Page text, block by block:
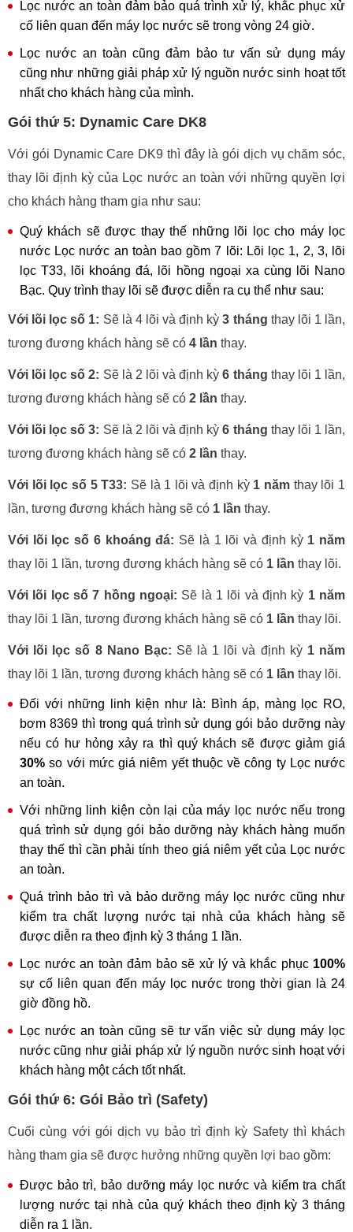
Lọc nước an toàn đảm bảo quá trình xử lý, khắc phục xử
cố liên quan đến máy lọc nước sẽ trong vòng 24 giờ.
Lọc nước an toàn cũng đảm bảo tư vấn sử dụng máy
cũng như những giải pháp xử lý nguồn nước sinh hoạt tốt
nhất cho khách hàng của mình.
Gói thứ 5: Dynamic Care DK8
Với gói Dynamic Care DK9 thì đây là gói dịch vụ chăm sóc,
thay lõi định kỳ của Lọc nước an toàn với những quyền lợi
cho khách hàng tham gia như sau:
Quý khách sẽ được thay thế những lõi lọc cho máy lọc
nước Lọc nước an toàn bao gồm 7 lõi: Lõi lọc 1, 2, 3, lõi
lọc T33, lõi khoáng đá, lõi hồng ngoại xa cùng lõi Nano
Bạc. Quy trình thay lõi sẽ được diễn ra cụ thể như sau:
Với lõi lọc số 1: Sẽ là 4 lõi và định kỳ3 tháng thay lõi 1 lần,
tương đương khách hàng sẽ có 4 lần thay.
Với lõi lọc số 2: Sẽ là 2 lõi và định kỳ6 tháng thay lõi 1 lần,
tương đương khách hàng sẽ có 2 lần thay.
Với lõi lọc số 3: Sẽ là 2 lõi và định kỳ6 tháng thay lõi 1 lần,
tương đương khách hàng sẽ có 2 lần thay.
Với lõi lọc số 5 T33: Sẽ là 1 lõi và định kỳ 1 năm thay lõi 1
lần, tương đương khách hàng sẽ có 1 lần thay.
Với lõi lọc số 6 khoáng đá: Sẽ là 1 lõi và định kỳ 1 năm
thay lõi 1 lần, tương đương khách hàng sẽ có 1 lần thay lõi.
Với lõi lọc số 7 hồng ngoại: Sẽ là 1 lõi và định kỳ 1 năm
thay lõi 1 lần, tương đương khách hàng sẽ có 1 lần thay lõi.
Với lõi lọc số 8 Nano Bạc: Sẽ là 1 lõi và định kỳ 1 năm
thay lõi 1 lần, tương đương khách hàng sẽ có 1 lần thay lõi.
Đối với những linh kiện như là: Bình áp, màng lọc RO,
bơm 8369 thì trong quá trình sử dụng gói bảo dưỡng này
nếu có hư hỏng xảy ra thì quý khách sẽ được giảm giá
30% so với mức giá niêm yết thuộc về công ty Lọc nước
an toàn.
Với những linh kiện còn lại của máy lọc nước nếu trong
quá trình sử dụng gói bảo dưỡng này khách hàng muốn
thay thế thì cần phải tính theo giá niêm yết của Lọc nước
an toàn.
Quá trình bảo trì và bảo dưỡng máy lọc nước cũng như
kiểm tra chất lượng nước tại nhà của khách hàng sẽ
được diễn ra theo định kỳ 3 tháng 1 lần.
Lọc nước an toàn đảm bảo sẽ xử lý và khắc phục 100%
sự cố liên quan đến máy lọc nước trong thời gian là 24
giờ đồng hồ.
Lọc nước an toàn cũng sẽ tư vấn việc sử dụng máy lọc
nước cũng như giải pháp xử lý nguồn nước sinh hoạt với
khách hàng một cách tốt nhất.
Gói thứ 6: Gói Bảo trì (Safety)
Cuối cùng với gói dịch vụ bảo trì định kỳ Safety thì khách
hàng tham gia sẽ được hưởng những quyền lợi bao gồm:
Được bảo trì, bảo dưỡng máy lọc nước và kiểm tra chất
lượng nước tại nhà của quý khách theo định kỳ 3 tháng
diễn ra 1 lần.